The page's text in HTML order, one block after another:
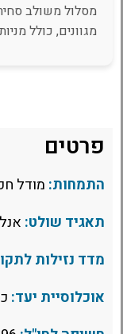
מסלול משולב
מגוונים, כולל
פרטים
התמחות: מודל
תאגיד שולט:
מדד נזילות
אוכלוסיית יעד: